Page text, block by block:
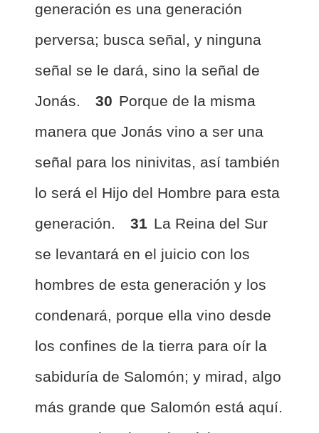
generación es una generación
perversa; busca señal, y ninguna
señal se le dará, sino la señal de
Jonás.
30 Porque de la misma
manera que Jonás vino a ser una
señal para los ninivitas, así también
lo será el Hijo del Hombre para esta
generación.
31 La Reina del Sur
se levantará en el juicio con los
hombres de esta generación y los
condenará, porque ella vino desde
los confines de la tierra para oír la
sabiduría de Salomón; y mirad, algo
más grande que Salomón está aquí.